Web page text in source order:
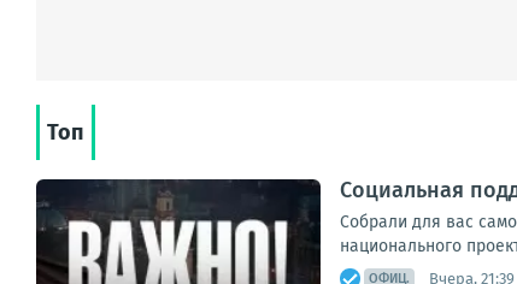
Топ
Социальная
Собрали для вас
национального
ОФИЦ. Вчера, 21:39